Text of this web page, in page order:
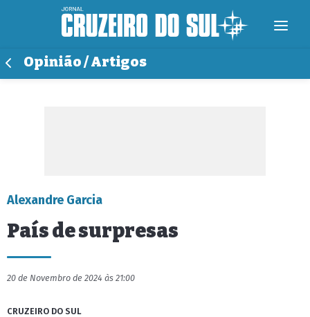
Opinião / Artigos
Alexandre Garcia
País de surpresas
20 de Novembro de 2024 às 21:00
CRUZEIRO DO SUL